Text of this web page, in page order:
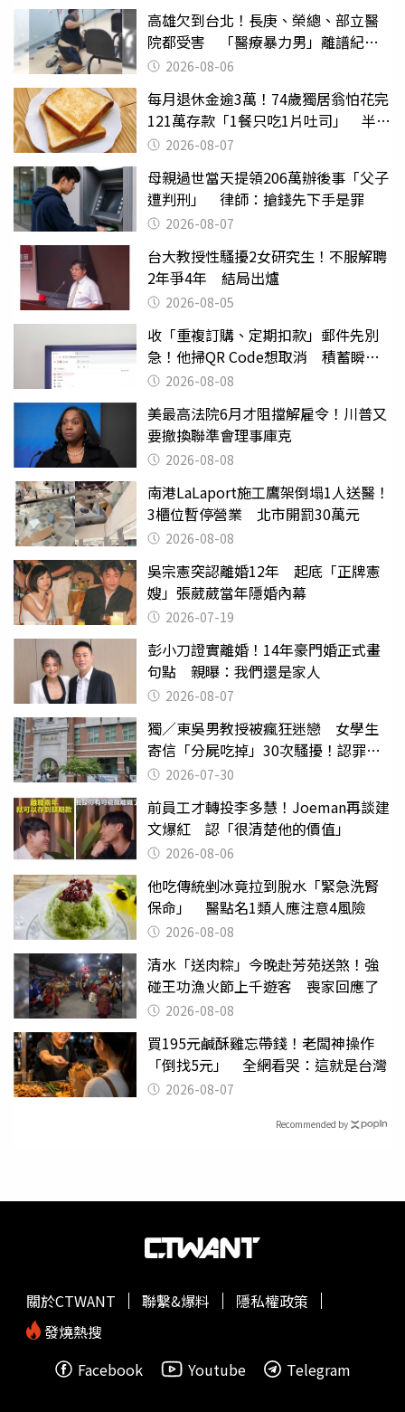
高雄欠到台北！長庚、榮總、部立醫
院都受害 「醫療暴力男」離譜紀錄
曝光2026-08-06
每月退休金逾3萬！74歲獨居翁怕花完
121萬存款「1餐只吃1片吐司」 半年
後暴瘦嚇壞女兒
2026-08-07
母親過世當天提領206萬辦後事「父子
遭判刑」 律師：搶錢先下手是罪
2026-08-07
台大教授性騷擾2女研究生！不服解聘
2年爭4年 結局出爐
2026-08-05
收「重複訂購、定期扣款」郵件先別
急！他掃QR Code想取消 積蓄瞬間
蒸發2026-08-08
美最高法院6月才阻擋解雇令！川普又
要撤換聯準會理事庫克
2026-08-08
南港LaLaport施工鷹架倒塌1人送醫！
3櫃位暫停營業 北市開罰30萬元
2026-08-08
吳宗憲突認離婚12年 起底「正牌憲
嫂」張葳葳當年隱婚內幕
2026-07-19
彭小刀證實離婚！14年豪門婚正式畫
句點 親曝：我們還是家人
2026-08-07
獨／東吳男教授被瘋狂迷戀 女學生
寄信「分屍吃掉」30次騷擾！認罪免
關 2026-07-30
前員工才轉投李多慧！Joeman再談建
文爆紅 認「很清楚他的價值」
2026-08-06
他吃傳統剉冰竟拉到脫水「緊急洗腎
保命」 醫點名1類人應注意4風險
2026-08-08
清水「送肉粽」今晚赴芳苑送煞！強
碰王功漁火節上千遊客 喪家回應了
2026-08-08
買195元鹹酥雞忘帶錢！老闆神操作
「倒找5元」 全網看哭：這就是台灣
2026-08-07
Recommended by
關於CTWANT 聯繫&爆料
隱私權政策
發燒熱搜
Facebook
Youtube Telegram